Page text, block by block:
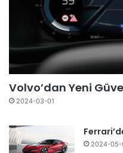
Volvo’dan Yeni
2024-03-01
2024-05-